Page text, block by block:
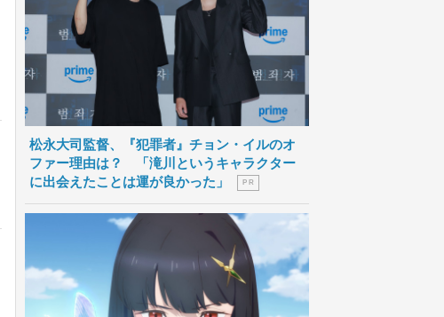
松永大司監督、『犯罪者』チョン・イルのオ
ファー理由は？ 「滝川というキャラクター
に出会えたことは運が良かった」
P R